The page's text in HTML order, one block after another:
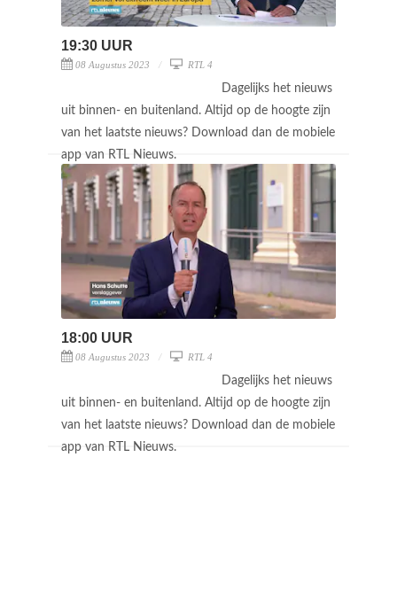
19:30 UUR
08 Augustus 2023 RTL 4
Dagelijks het nieuws
uit binnen- en buitenland. Altijd op de hoogte zijn
van het laatste nieuws? Download dan de mobiele
app van RTL Nieuws.
18:00 UUR
08 Augustus 2023 RTL 4
Dagelijks het nieuws
uit binnen- en buitenland. Altijd op de hoogte zijn
van het laatste nieuws? Download dan de mobiele
app van RTL Nieuws.